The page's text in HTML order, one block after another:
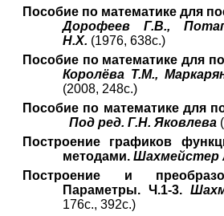
Пособие по математике для
Дорофеев Г.В.,
Н.X. (1976, 638с.)
Пособие по математике для
Королёва Т.М.,
(2008, 248с.)
Пособие по математике для
Под ред. Г.Н. Яковлева
Построение графиков
методами. Шахмейстер
Построение и
Параметры. Ч.1-3.
176с., 392с.)